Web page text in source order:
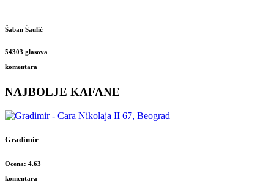
Šaban Šaulić
54303 glasova
komentara
NAJBOLJE KAFANE
Gradimir
Ocena: 4.63
komentara